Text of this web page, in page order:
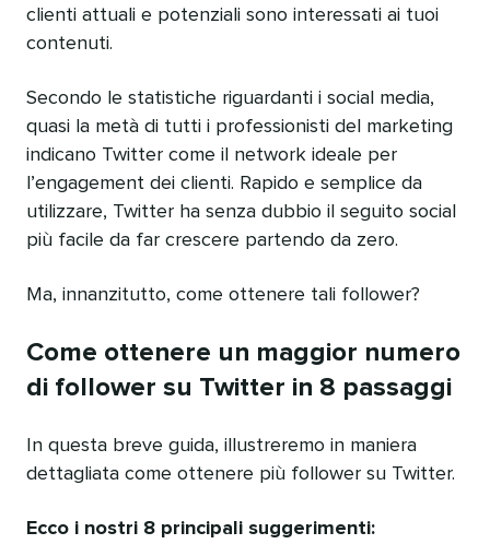
clienti attuali e potenziali sono interessati ai tuoi
contenuti.
Secondo le statistiche riguardanti i social media,
quasi la metà di tutti i professionisti del marketing
indicano Twitter come il network ideale per
l’engagement dei clienti. Rapido e semplice da
utilizzare, Twitter ha senza dubbio il seguito social
più facile da far crescere partendo da zero.
Ma, innanzitutto, come ottenere tali follower?
Come ottenere un maggior numero
di follower su Twitter in 8 passaggi
In questa breve guida, illustreremo in maniera
dettagliata come ottenere più follower su Twitter.
Ecco i nostri 8 principali suggerimenti: